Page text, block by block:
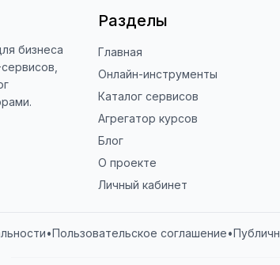
бизнеса
Разделы
Главная
Онлайн-инструменты
Каталог сервисов
Агрегатор курсов
Блог
О проекте
Личный кабинет
•Пользовательское соглашение•